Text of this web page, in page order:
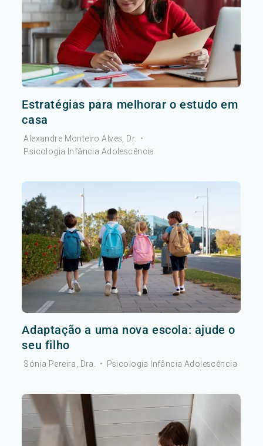
Estratégias para melhorar o estudo em
casa
Alexandre Monteiro Alves, Dr. •
Psicologia Infância Adolescência
Adaptação a uma nova escola: ajude o
seu filho
Sónia Pereira, Dra. • Psicologia Infância Adolescência